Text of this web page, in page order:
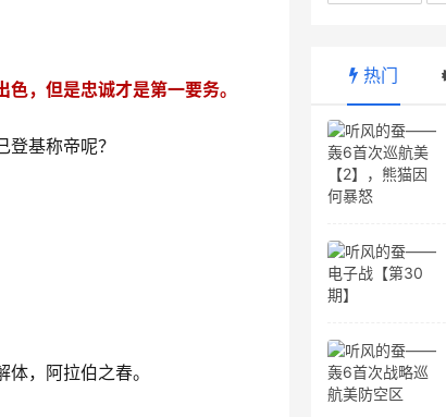
，但是忠诚才是第一要务。
基称帝呢？
，阿拉伯之春。
热门